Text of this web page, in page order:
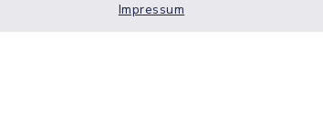
Impressum